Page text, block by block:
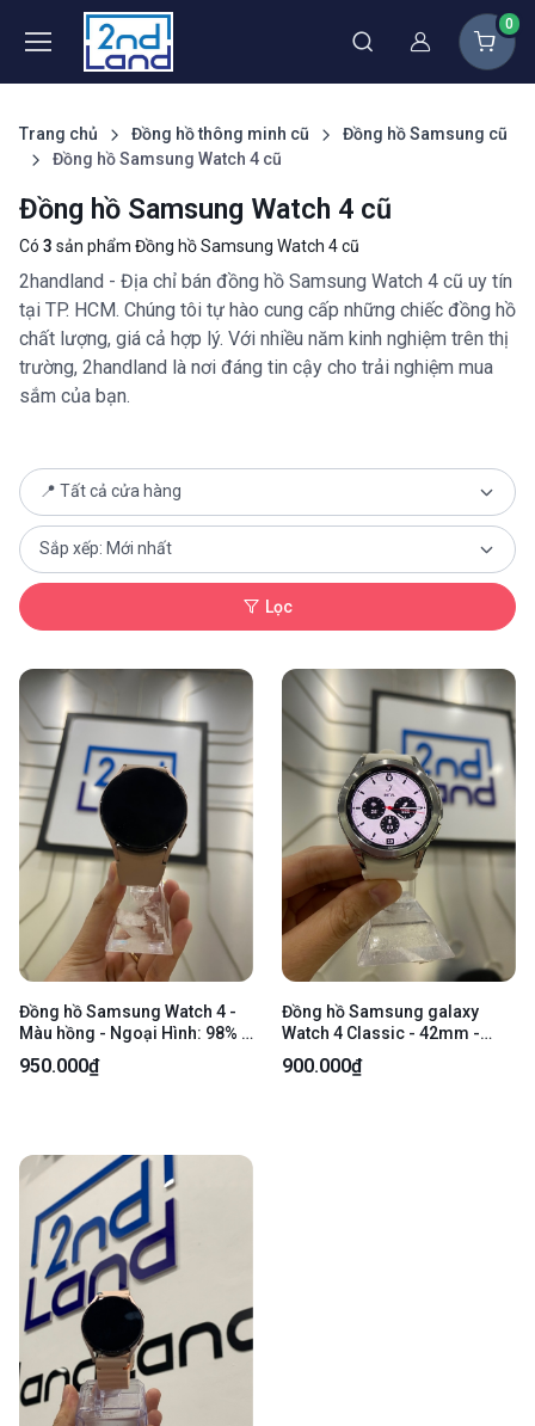
Thành viên
0
Trang chủ Đồng hồ thông minh cũ
Đồng hồ Samsung cũ
Đồng hồ Samsung Watch 4 cũ
Đồng hồ Samsung Watch 4 cũ
Có 3 sản phẩm Đồng hồ Samsung Watch 4 cũ
2handland - Địa chỉ bán đồng hồ Samsung Watch 4 cũ uy tín
tại TP. HCM. Chúng tôi tự hào cung cấp những chiếc đồng hồ
chất lượng, giá cả hợp lý. Với nhiều năm kinh nghiệm trên thị
trường, 2handland là nơi đáng tin cậy cho trải nghiệm mua
sắm của bạn.
Lọc
Đồng hồ Samsung Watch 4 -
Màu hồng - Ngoại Hình: 98% -
Kèm sạc
950.000₫
Đồng hồ Samsung galaxy
Watch 4 Classic - 42mm -
Màu bạc - Ngoại hình: 97% -
Xước sườn + lưng + chai pin -
900.000₫